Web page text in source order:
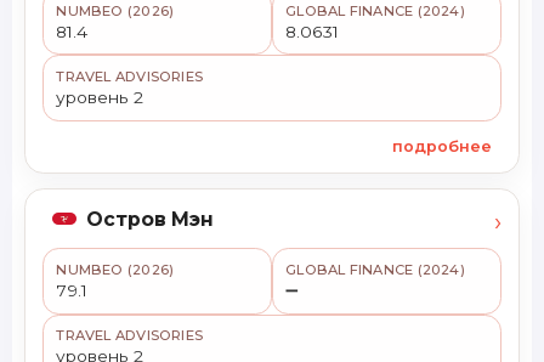
NUMBEO (2026)
81.4
GLOBAL FINANCE (2024)
8.0631
TRAVEL ADVISORIES
уровень 2
подробнее
Остров Мэн ›
NUMBEO (2026)
79.1
GLOBAL FINANCE (2024)
➖
TRAVEL ADVISORIES
уровень 2